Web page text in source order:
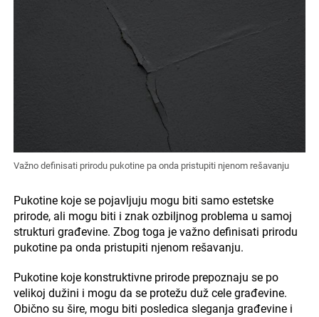
Važno definisati prirodu pukotine pa onda pristupiti njenom rešavanju
Pukotine koje se pojavljuju mogu biti samo estetske
prirode, ali mogu biti i znak ozbiljnog problema u samoj
strukturi građevine. Zbog toga je važno definisati prirodu
pukotine pa onda pristupiti njenom rešavanju.
Pukotine koje konstruktivne prirode prepoznaju se po
velikoj dužini i mogu da se protežu duž cele građevine.
Obično su šire, mogu biti posledica sleganja građevine i